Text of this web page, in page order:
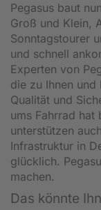
Pegasus baut
Groß und Klein,
Sonntagstourer
und schnell
Experten von
die zu Ihnen
Qualität und
ums Fahrrad hat
unterstützen
Infrastruktur in
glücklich.
machen.
Das könnte